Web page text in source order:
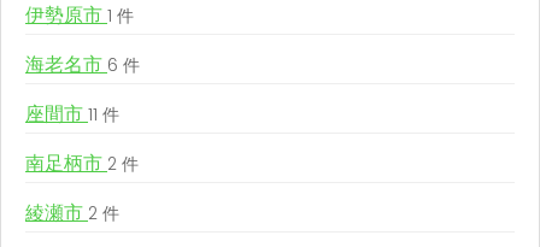
伊勢原市 1 件
海老名市 6 件
座間市 11 件
南足柄市 2 件
綾瀬市 2 件